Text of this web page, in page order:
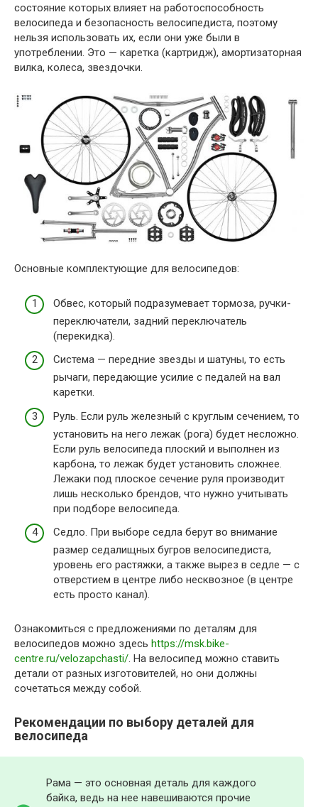
состояние которых влияет на работоспособность
велосипеда и безопасность велосипедиста, поэтому
нельзя использовать их, если они уже были в
употреблении. Это — каретка (картридж), амортизаторная
вилка, колеса, звездочки.
Основные комплектующие для велосипедов:
Обвес, который подразумевает тормоза, ручки-
переключатели, задний переключатель
(перекидка).
Система — передние звезды и шатуны, то есть
рычаги, передающие усилие с педалей на вал
каретки.
Руль. Если руль железный с круглым сечением, то
установить на него лежак (рога) будет несложно.
Если руль велосипеда плоский и выполнен из
карбона, то лежак будет установить сложнее.
Лежаки под плоское сечение руля производит
лишь несколько брендов, что нужно учитывать
при подборе велосипеда.
Седло. При выборе седла берут во внимание
размер седалищных бугров велосипедиста,
уровень его растяжки, а также вырез в седле — с
отверстием в центре либо несквозное (в центре
есть просто канал).
Ознакомиться с предложениями по деталям для
велосипедов можно здесь https://msk.bike-
centre.ru/velozapchasti/. На велосипед можно ставить
детали от разных изготовителей, но они должны
сочетаться между собой.
Рекомендации по выбору деталей для
велосипеда
Рама — это основная деталь для каждого
байка, ведь на нее навешиваются прочие